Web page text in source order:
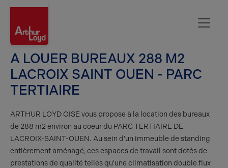
A LOUER BUREAUX 288 M2
LACROIX SAINT OUEN - PARC
TERTIAIRE
ARTHUR LOYD OISE vous propose à la location des bureaux
de 288 m2 environ au coeur du PARC TERTIAIRE DE
LACROIX-SAINT-OUEN. Au sein d'un immeuble de standing
entièrement aménagé, ces espaces de travail sont dotés de
prestations de qualité telles qu'une climatisation double flux